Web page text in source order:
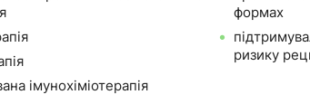
імунохіміотерапія
формах
ризику